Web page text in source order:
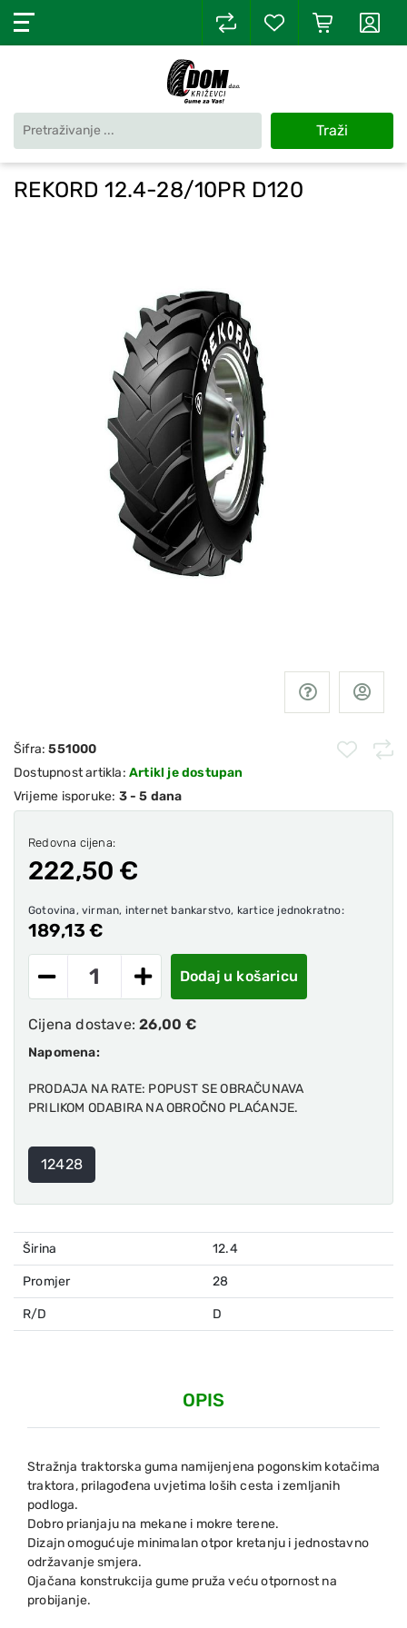
Traži
REKORD 12.4-28/10PR D120
Šifra:551000
Dostupnost artikla: Artikl je dostupan
Vrijeme isporuke: 3 - 5 dana
Redovna cijena:
222,50 €
Gotovina, virman, internet bankarstvo, kartice jednokratno:
189,13 €
Dodaj u košaricu
Cijena dostave:26,00 €
Napomena:
PRODAJA NA RATE: POPUST SE OBRAČUNAVA
PRILIKOM ODABIRA NA OBROČNO PLAĆANJE.
12428
Širina 12.4
Promjer 28
R/D D
OPIS
Stražnja traktorska guma namijenjena pogonskim kotačima
traktora, prilagođena uvjetima loših cesta i zemljanih
podloga.
Dobro prianjaju na mekane i mokre terene.
Dizajn omogućuje minimalan otpor kretanju i jednostavno
održavanje smjera.
Ojačana konstrukcija gume pruža veću otpornost na
probijanje.